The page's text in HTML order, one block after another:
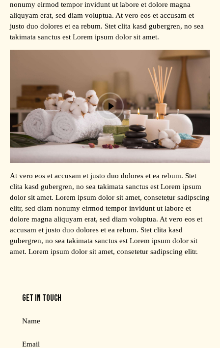
nonumy eirmod tempor invidunt ut labore et dolore magna
aliquyam erat, sed diam voluptua. At vero eos et accusam et
justo duo dolores et ea rebum. Stet clita kasd gubergren, no sea
takimata sanctus est Lorem ipsum dolor sit amet.
At vero eos et accusam et justo duo dolores et ea rebum. Stet
clita kasd gubergren, no sea takimata sanctus est Lorem ipsum
dolor sit amet. Lorem ipsum dolor sit amet, consetetur sadipscing
elitr, sed diam nonumy eirmod tempor invidunt ut labore et
dolore magna aliquyam erat, sed diam voluptua. At vero eos et
accusam et justo duo dolores et ea rebum. Stet clita kasd
gubergren, no sea takimata sanctus est Lorem ipsum dolor sit
amet. Lorem ipsum dolor sit amet, consetetur sadipscing elitr.
GET IN TOUCH